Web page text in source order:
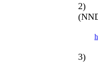
2)
3)